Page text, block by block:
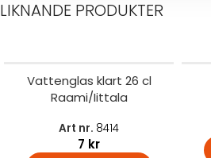
LIKNANDE PRODUKTER
Vattenglas klart 26 cl
Raami/Iittala
Art nr. 8414
7 kr